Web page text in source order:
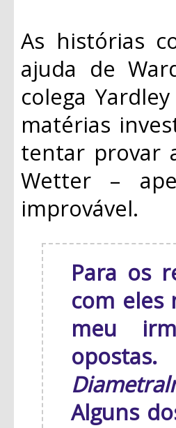
As histórias
ajuda de
colega
matérias
tentar provar
Wetter –
improvável.
Para os
com eles
meu
opostas.
Alguns